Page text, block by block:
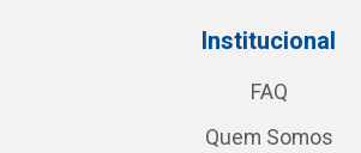
Institucional
FAQ
Quem Somos